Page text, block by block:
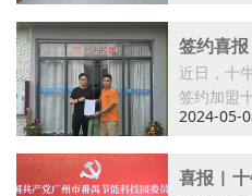
签约喜
网络科
学生眼
近日，十
签约加盟
2024-05-
喜报 |